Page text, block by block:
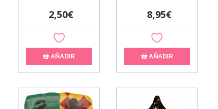
2,50€
AÑADIR
8,95€
AÑADIR